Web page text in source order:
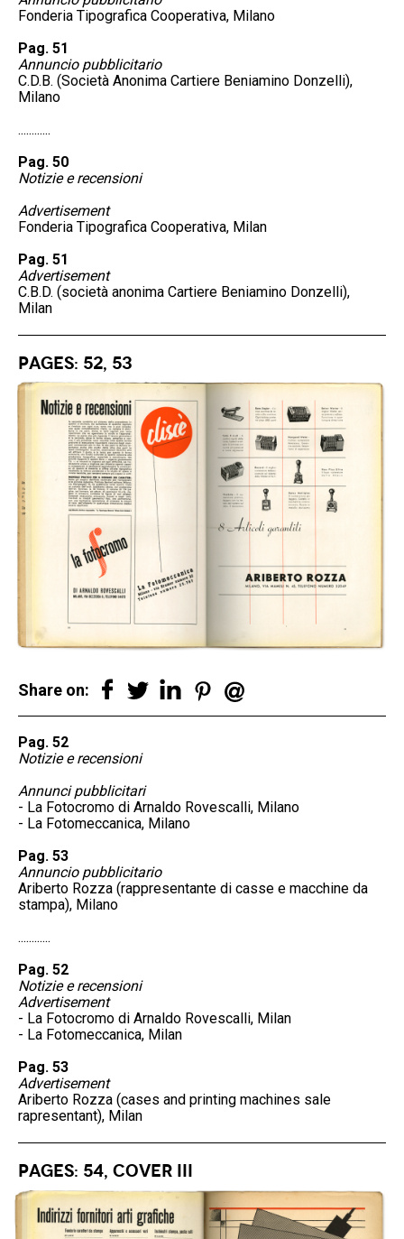
Fonderia Tipografica Cooperativa, Milano
Pag. 51
Annuncio pubblicitario
C.D.B. (Società Anonima Cartiere Beniamino Donzelli),
Milano
............
Pag. 50
Notizie e recensioni
Advertisement
Fonderia Tipografica Cooperativa, Milan
Pag. 51
Advertisement
C.B.D. (società anonima Cartiere Beniamino Donzelli),
Milan
Pages: 52, 53
Share on:
Pag. 52
Notizie e recensioni
Annunci pubblicitari
- La Fotocromo di Arnaldo Rovescalli, Milano
- La Fotomeccanica, Milano
Pag. 53
Annuncio pubblicitario
Ariberto Rozza (rappresentante di casse e macchine da
stampa), Milano
............
Pag. 52
Notizie e recensioni
Advertisement
- La Fotocromo di Arnaldo Rovescalli, Milan
- La Fotomeccanica, Milan
Pag. 53
Advertisement
Ariberto Rozza (cases and printing machines sale
rapresentant), Milan
Pages: 54, Cover III